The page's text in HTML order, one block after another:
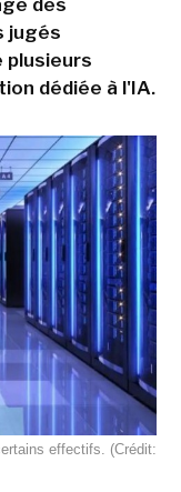
des
jugés
plusieurs
dédiée à l'IA.
effectifs. (Crédit: